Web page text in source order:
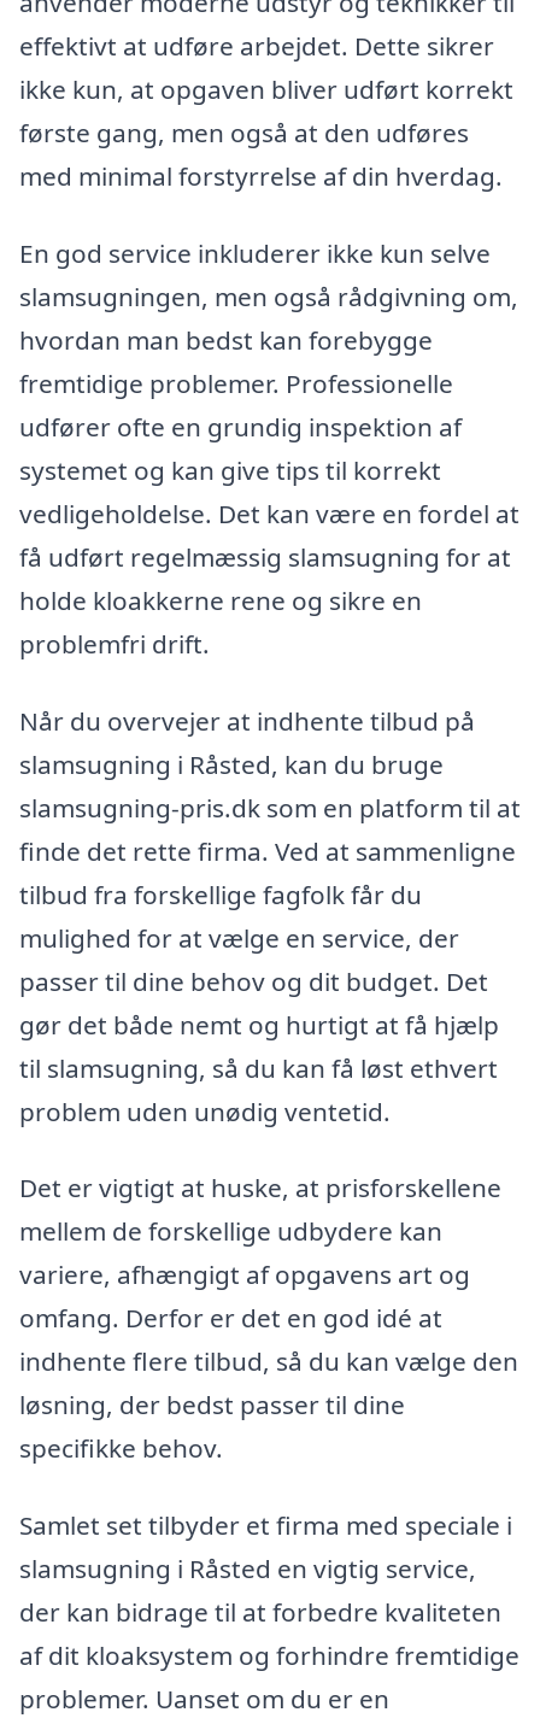
effektivt at udføre arbejdet. Dette sikrer
ikke kun, at opgaven bliver udført korrekt
første gang, men også at den udføres
med minimal forstyrrelse af din hverdag.
En god service inkluderer ikke kun selve
slamsugningen, men også rådgivning om,
hvordan man bedst kan forebygge
fremtidige problemer. Professionelle
udfører ofte en grundig inspektion af
systemet og kan give tips til korrekt
vedligeholdelse. Det kan være en fordel at
få udført regelmæssig slamsugning for at
holde kloakkerne rene og sikre en
problemfri drift.
Når du overvejer at indhente tilbud på
slamsugning i Råsted, kan du bruge
slamsugning-pris.dk som en platform til at
finde det rette firma. Ved at sammenligne
tilbud fra forskellige fagfolk får du
mulighed for at vælge en service, der
passer til dine behov og dit budget. Det
gør det både nemt og hurtigt at få hjælp
til slamsugning, så du kan få løst ethvert
problem uden unødig ventetid.
Det er vigtigt at huske, at prisforskellene
mellem de forskellige udbydere kan
variere, afhængigt af opgavens art og
omfang. Derfor er det en god idé at
indhente flere tilbud, så du kan vælge den
løsning, der bedst passer til dine
specifikke behov.
Samlet set tilbyder et firma med speciale i
slamsugning i Råsted en vigtig service,
der kan bidrage til at forbedre kvaliteten
af dit kloaksystem og forhindre fremtidige
problemer. Uanset om du er en